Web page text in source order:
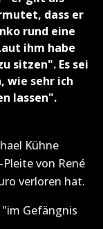
dass er
rund eine
ihm habe
sitzen". Es sei
wie sehr ich
lassen".
Kühne
von René
verloren hat.
Gefängnis